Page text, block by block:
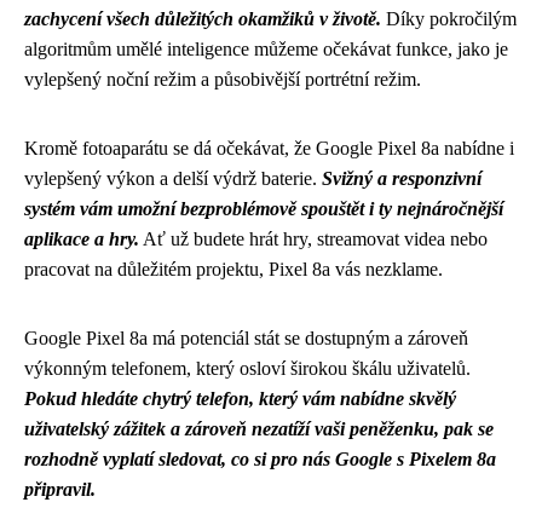
zachycení všech důležitých okamžiků v životě. Díky pokročilým
algoritmům umělé inteligence můžeme očekávat funkce, jako je
vylepšený noční režim a působivější portrétní režim.
Kromě fotoaparátu se dá očekávat, že Google Pixel 8a nabídne i
vylepšený výkon a delší výdrž baterie. Svižný a responzivní
systém vám umožní bezproblémově spouštět i ty nejnáročnější
aplikace a hry. Ať už budete hrát hry, streamovat videa nebo
pracovat na důležitém projektu, Pixel 8a vás nezklame.
Google Pixel 8a má potenciál stát se dostupným a zároveň
výkonným telefonem, který osloví širokou škálu uživatelů.
Pokud hledáte chytrý telefon, který vám nabídne skvělý
uživatelský zážitek a zároveň nezatíží vaši peněženku, pak se
rozhodně vyplatí sledovat, co si pro nás Google s Pixelem 8a
připravil.